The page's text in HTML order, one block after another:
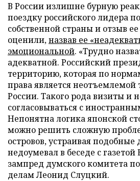
В России излишне бурную
поездку российского лидера
собственной страны и отзыв
оценили,назвав ее
эмоциональной. «Трудно
адекватной. Российский
территорию, которая по
права является неотъемлемой
России. Такого рода визиты и
согласовываться с
Непонятна логика японской
можно решить сложную
островов, устраивая
недоумевал в беседе с
зампред думского комитета
делам Леонид Слуцкий.